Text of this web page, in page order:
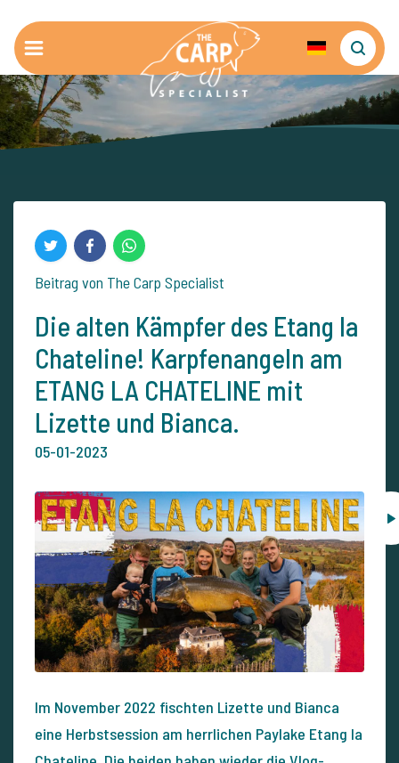
Beitrag von The Carp Specialist
Die alten Kämpfer des Etang la
Chateline! Karpfenangeln am
ETANG LA CHATELINE mit
Lizette und Bianca.
05-01-2023
Im November 2022 fischten Lizette und Bianca
eine Herbstsession am herrlichen Paylake Etang la